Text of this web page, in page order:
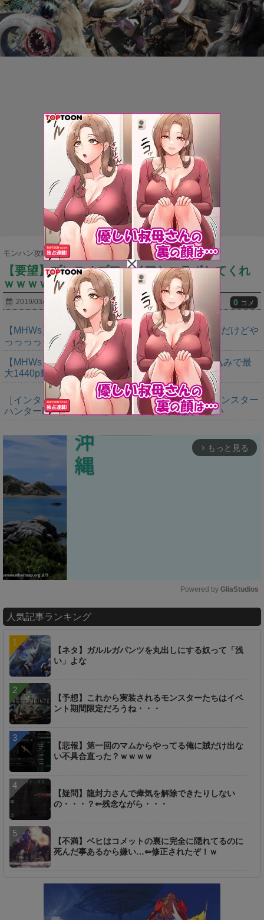
モンハン攻略まとめ隊 > 不満・要望
【要望】ブレスオブファイアとコラボしてくれ
ｗｗｗｗｗｗｗｗ
2019/03/30 0 コメ
【MHWs】ゴールドエディションの値段今知ったんだけどや
っっっっっっすwwwww
【MHWs】「Switch2版モンハンワイルズはDLSS込みで最
大1440p動作」
［インタビュー］距離を超えて，一緒に狩る。「モンスター
ハンターNow」の新機能 フレンドリンク開発の狙い
arrow_forward_ios もっと見る
u
e
Powered by GliaStudios
人気記事ランキング
【ネタ】ガルルガパンツを丸出しにする奴って「浅
い」よな
【予想】これから実装されるモンスターたちはイベ
ント期間限定だろうね・・・
【悲報】第一回のマムからやってる俺に賊だけ出な
い不具合直った？ｗｗｗｗ
【疑問】龍封力さんで瘴気を解除できたりしない
の・・・？⇐残念ながら・・・
【不満】ベヒはコメットの裏に完全に隠れてるのに
死んだ事あるから嫌い…⇐修正されたぞ！ｗ